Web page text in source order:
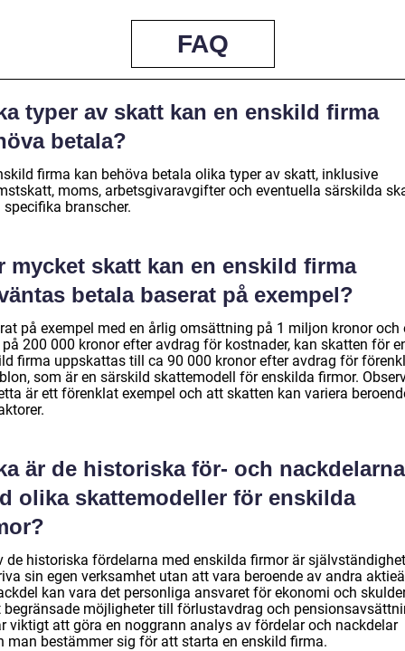
FAQ
typer av skatt kan en enskild firma
betala?
firma kan behöva betala olika typer av skatt, inklusive
moms, arbetsgivaravgifter och eventuella särskilda
branscher.
mycket skatt kan en enskild firma
betala baserat på exempel?
på exempel med en årlig omsättning på 1 miljon kronor och
200 000 kronor efter avdrag för kostnader, kan skatten för
firma uppskattas till ca 90 000 kronor efter avdrag för
som är en särskild skattemodell för enskilda firmor.
är ett förenklat exempel och att skatten kan variera
är de historiska för- och nackdelarna
olika skattemodeller för enskilda
de historiska fördelarna med enskilda firmor är
sin egen verksamhet utan att vara beroende av andra
kan vara det personliga ansvaret för ekonomi och
begränsade möjligheter till förlustavdrag och
viktigt att göra en noggrann analys av fördelar och nackdelar
man bestämmer sig för att starta en enskild firma.